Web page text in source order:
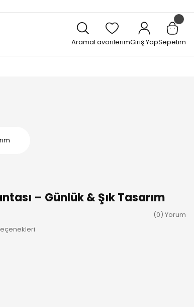
AramaFavorilerimGiriş YapSepetim
– Günlük & Şık Tasarım
(0) Yorum